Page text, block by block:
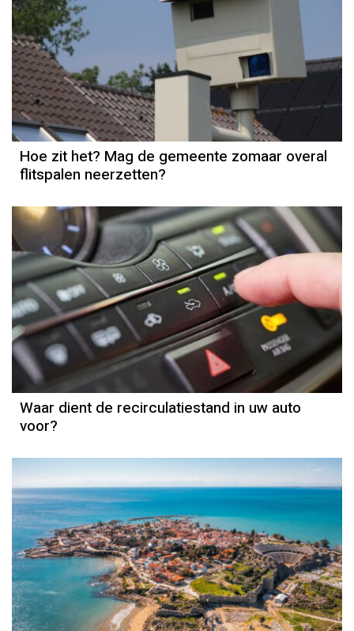
Hoe zit het? Mag de gemeente zomaar overal
flitspalen neerzetten?
Waar dient de recirculatiestand in uw auto
voor?